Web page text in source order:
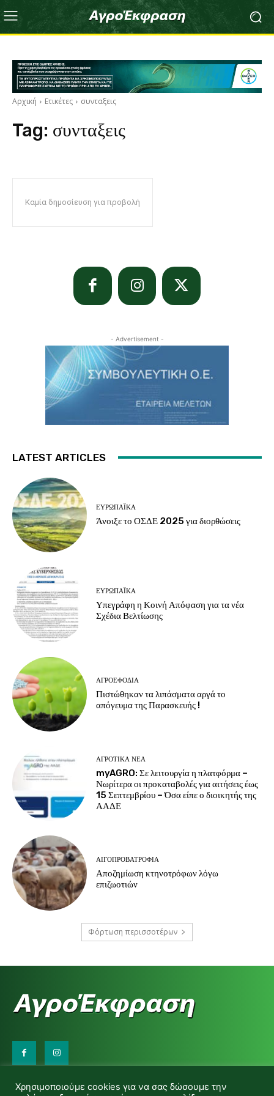
Αρχική Ετικέτες συνταξεις
Tag: συνταξεις
Καμία δημοσίευση για προβολή
- Advertisement -
LATEST ARTICLES
ΕΥΡΩΠΑΪΚΆ
Άνοιξε το ΟΣΔΕ 2025 για διορθώσεις
ΕΥΡΩΠΑΪΚΆ
Υπεγράφη η Κοινή Απόφαση για τα νέα
Σχέδια Βελτίωσης
ΑΓΡΟΕΦΌΔΙΑ
Πιστώθηκαν τα λιπάσματα αργά το
απόγευμα της Παρασκευής !
ΑΓΡΟΤΙΚΆ ΝΈΑ
myAGRO: Σε λειτουργία η πλατφόρμα –
Νωρίτερα οι προκαταβολές για αιτήσεις έως
15 Σεπτεμβρίου – Όσα είπε ο διοικητής της
ΑΑΔΕ
ΑΙΓΟΠΡΟΒΑΤΡΟΦΊΑ
Αποζημίωση κτηνοτρόφων λόγω
επιζωοτιών
Φόρτωση περισσοτέρων
d.makas@yahoo.gr
Χρησιμοποιούμε cookies για να σας δώσουμε την